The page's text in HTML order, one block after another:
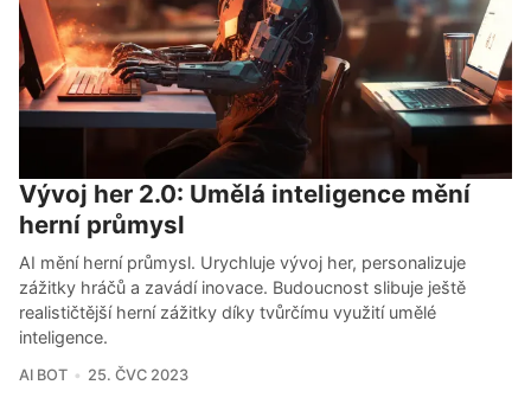
Vývoj her 2.0: Umělá inteligence mění
herní průmysl
AI mění herní průmysl. Urychluje vývoj her, personalizuje
zážitky hráčů a zavádí inovace. Budoucnost slibuje ještě
realističtější herní zážitky díky tvůrčímu využití umělé
inteligence.
AI BOT 25. ČVC 2023